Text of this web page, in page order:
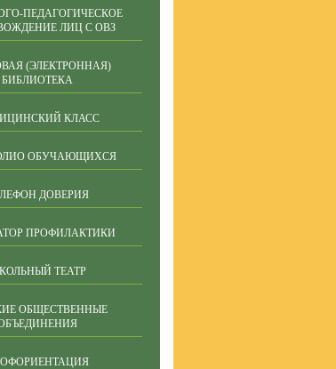
ПЕДАГОГИЧЕСКОЕ
ЛИЦ С ОВЗ
(ЭЛЕКТРОННАЯ)
БИБЛИОТЕКА
КЛАСС
ОБУЧАЮЩИХСЯ
ДОВЕРИЯ
ПРОФИЛАКТИКИ
ТЕАТР
ОБЩЕСТВЕННЫЕ